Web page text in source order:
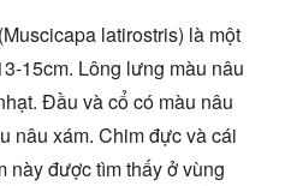
latirostris) là một
15cm. Lông lưng màu nâu
Đầu và cổ có màu nâu
nâu xám. Chim đực và cái
này được tìm thấy ở vùng